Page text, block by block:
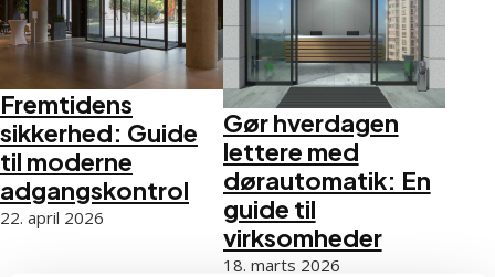
Fremtidens
sikkerhed: Guide
til moderne
adgangskontrol
22. april 2026
Gør hverdagen
lettere med
dørautomatik: En
guide til
virksomheder
18. marts 2026